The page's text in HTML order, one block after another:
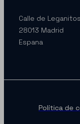
Calle de
28013 Madrid
Espana
Política de